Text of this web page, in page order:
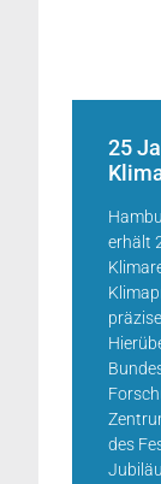
25
erhält
des